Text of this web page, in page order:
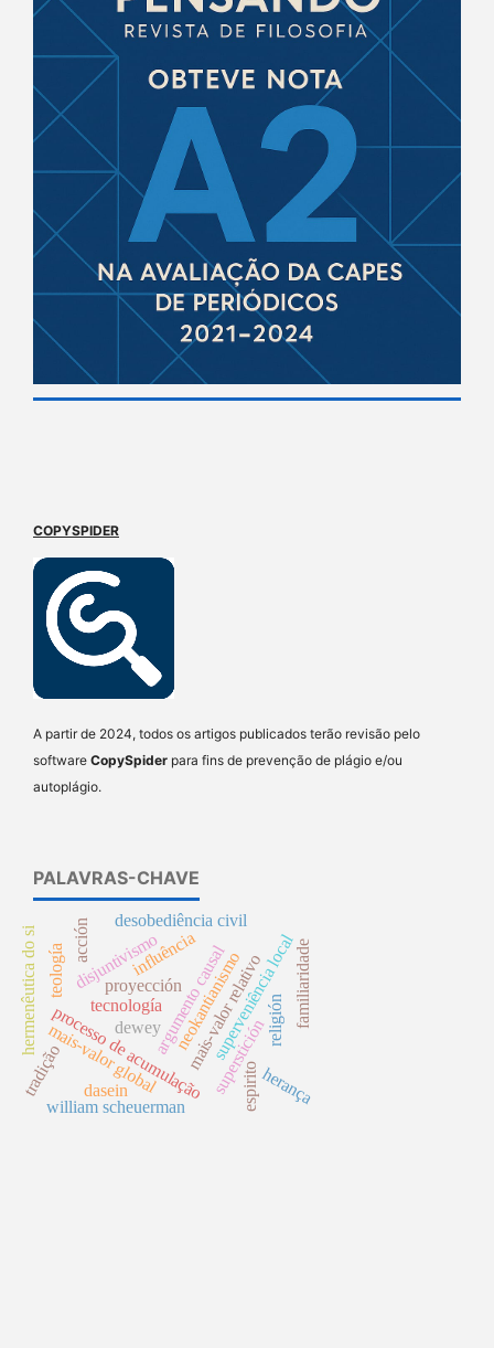
COPYSPIDER
A partir de 2024, todos os artigos publicados terão revisão pelo
software CopySpider para fins de prevenção de plágio e/ou
autoplágio.
PALAVRAS-CHAVE
argumento causal
superstición
proyección
processo de acumulação
mais-valor global mais-valor relativo
superveniência local
disjuntivismo
religión
tecnología
dewey
teología
espirito
influência familiaridade
william scheuerman
desobediência civil
neokantianismo
dasein herança
tradição
hermenêutica do si acción